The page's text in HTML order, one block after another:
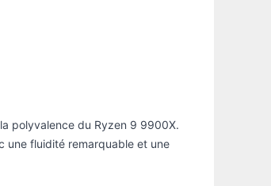
polyvalence du Ryzen 9 9900X.
une fluidité remarquable et une